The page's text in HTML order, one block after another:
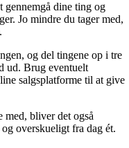
dine ting og
Jo mindre du tager med,
og del tingene op i tre
ud. Brug eventuelt
salgsplatforme til at give
bliver det også
overskueligt fra dag ét.